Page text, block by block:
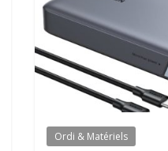
Ordi & Matériels